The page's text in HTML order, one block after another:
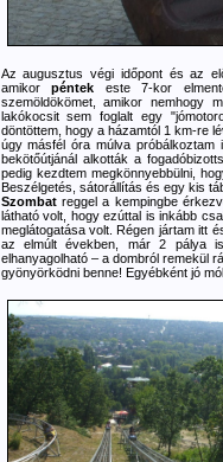
Az augusztus végi időpont és az
amikor péntek este 7-kor
szemöldökömet, amikor nemhogy
lakókocsit sem foglalt egy
döntöttem, hogy a házamtól 1 km-re
úgy másfél óra múlva
bekötőútjánál alkották a
pedig kezdtem megkönnyebbülni,
Beszélgetés, sátorállítás és egy kis
Szombatreggel a kempingbe
látható volt, hogy ezúttal is inkább
meglátogatása volt. Régen jártam itt
az elmúlt években, már 2 pálya
elhanyagolható – a dombról remekül
gyönyörködni benne! Egyébként jó